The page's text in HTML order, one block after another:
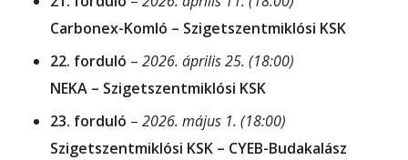
Carbonex-Komló – Szigetszentmiklósi KSK
22. forduló – 2026. április 25. (18:00)
NEKA – Szigetszentmiklósi KSK
23. forduló – 2026. május 1. (18:00)
Szigetszentmiklósi KSK – CYEB-Budakalász